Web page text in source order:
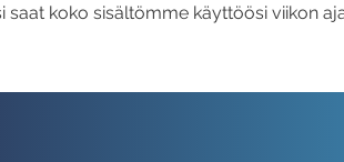
saat koko sisältömme käyttöösi viikon